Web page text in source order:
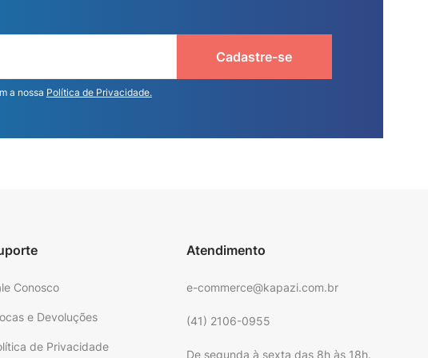
Cadastre-se
a nossa Política de Privacidade.
Conosco
e Devoluções
de Privacidade
Atendimento
e-commerce@kapazi.com.br
(41) 2106-0955
De segunda à sexta das 8h às 18h.